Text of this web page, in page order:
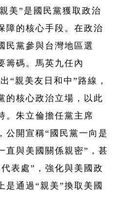
美”是國民黨獲取政治
障的核心手段。在政治
民黨參與台灣地區選
籌碼。馬英九任內
“親美友日和中”路線，
的核心政治立場，以此
。朱立倫擔任黨主席
公開宣稱“國民黨一向是
直與美國關係親密”，甚
表處”，強化與美國政
是通過“親美”換取美國